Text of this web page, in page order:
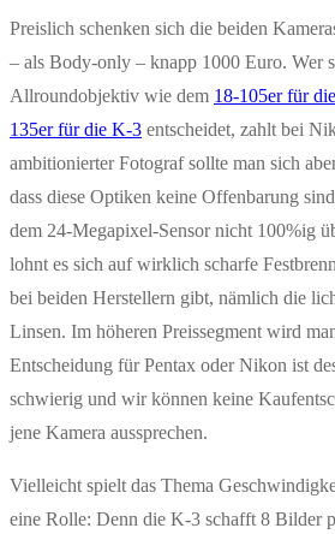
Preislich schenken sich die beiden
– als Body-only – knapp 1000 Euro. Wer
Allroundobjektiv wie dem 18-105er für
135er für die K-3 entscheidet, zahlt bei
ambitionierter Fotograf sollte man sich
dass diese Optiken keine Offenbarung
dem 24-Megapixel-Sensor nicht 100%ig
lohnt es sich auf wirklich scharfe
bei beiden Herstellern gibt, nämlich die
Linsen. Im höheren Preissegment wird
Entscheidung für Pentax oder Nikon ist
schwierig und wir können keine
jene Kamera aussprechen.
Vielleicht spielt das Thema
eine Rolle: Denn die K-3 schafft 8 Bilder